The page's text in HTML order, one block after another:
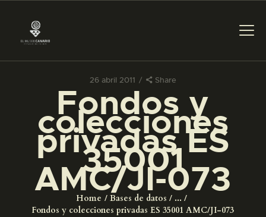
26 abril 2011 Share
Fondos y
colecciones
privadas ES
35001
AMC/JI-073
Home Bases de datos
...
Fondos y colecciones privadas ES 35001 AMC/JI-073
PREPARAR LA VISITA
ACTIVIDADES
█
EL MUSEO